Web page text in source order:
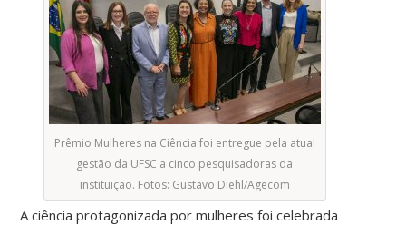
Prêmio Mulheres na Ciência foi entregue pela atual
gestão da UFSC a cinco pesquisadoras da
instituição. Fotos: Gustavo Diehl/Agecom
A ciência protagonizada por mulheres foi celebrada